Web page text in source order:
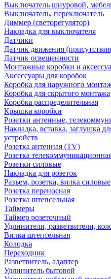
Выключатель шнуровой,
Выключатель, переключатель
Диммер (светорегулятор)
Накладка для выключателя
Датчики
Датчик движения
Датчик освещенности
Монтажные коробки и
Аксессуары для коробок
Коробка для наружного
Коробка для скрытого монтажа
Коробка распределительная
Крышка коробки
Розетки антенные,
Накладка, вставка, заглушка
устройств
Розетка антенная (TV)
Розетка
Розетки силовые
Накладка для розеток
Разъем, розетка, вилка силовые
Розетка переносная
Розетка штепсельная
Таймеры
Таймер розеточный
Удлинители, разветвители,
Вилка штепсельная
Колодка
Переходник
Разветвитель, адаптер
Удлинитель бытовой